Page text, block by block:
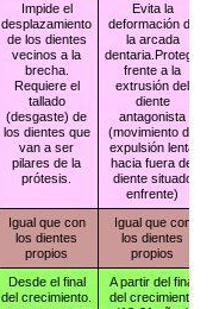
Impide el
desplazamiento
de los dientes
vecinos a la
brecha.
Requiere el
tallado
(desgaste) de
los dientes que
van a ser
pilares de la
prótesis.
Evita la
deformación de
la arcada
dentaria.Protege
frente a la
extrusión del
diente
antagonista
(movimiento de
expulsión lenta
hacia fuera del
diente situado
enfrente)
Igual que con
los dientes
propios
Igual que con
los dientes
propios
Desde el final
del crecimiento.
A partir del final
del crecimiento